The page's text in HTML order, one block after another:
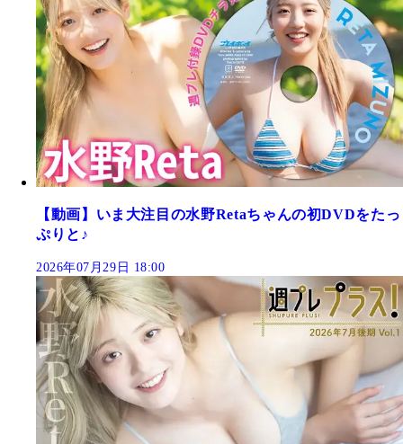
【動画】いま大注目の水野Retaちゃんの初DVDをたっ
ぷりと♪
2026年07月29日 18:00